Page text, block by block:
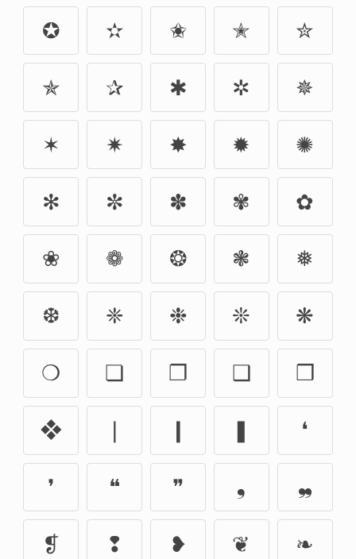
✪
✫ ✬ ✭
✮
✯
✰ ✱ ✲
✵
✶
✷ ✸ ✹
✺
✻
✼ ✽ ✾
✿
❀
❁ ❂ ❃
❅
❆
❈ ❉ ❊
❋
❍
❏ ❐ ❑
❒
❖
❘ ❙ ❚
❛
❜
❝ ❞ ❟
❠
❡
❢ ❥ ❦
❧